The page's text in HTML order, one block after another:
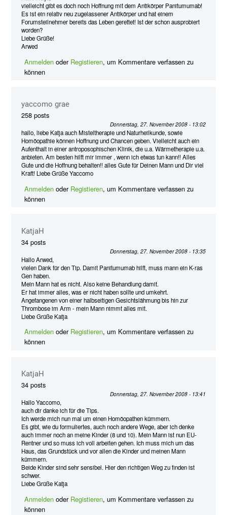
vielleicht gibt es doch noch Hoffnung mit dem Antikörper Panitumumab!
Es ist ein relativ neu zugelassener Antikörper und hat einem
Forumsteilnehmer bereits das Leben gerettet! Ist der schon ausprobiert
worden?
Liebe Grüße!
Arwed
Anmelden oder Registieren, um Kommentare verfassen zu
können
yaccomo grae
258 posts
Donnerstag, 27. November 2008 - 13:02
hallo, liebe Katja auch Misteltherapie und Naturheilkunde, sowie
Homöopathie können Hoffnung und Chancen geben. Vielleicht auch ein
Aufenthalt in einer antroposophischen Klinik, die u.a. Wärmetherapie u.a.
anbieten. Am besten hilft mir immer , wenn ich etwas tun kann!! Alles
Gute und die Hoffnung behalten!! alles Gute für Deinen Mann und Dir viel
Kraft! Liebe Grüße Yaccomo
Anmelden oder Registieren, um Kommentare verfassen zu
können
KatjaH
34 posts
Donnerstag, 27. November 2008 - 13:35
Hallo Arwed,
vielen Dank für den Tip. Damit Panitumumab hilft, muss mann ein K-ras
Gen haben.
Mein Mann hat es nicht. Also keine Behandlung damit.
Er hat immer alles, was er nicht haben sollte und umkehrt.
Angefangenen von einer halbseitigen Gesichtslähmung bis hin zur
Thrombose im Arm - mein Mann nimmt alles mit.
Liebe Grüße Katja
Anmelden oder Registieren, um Kommentare verfassen zu
können
KatjaH
34 posts
Donnerstag, 27. November 2008 - 13:41
Hallo Yaccomo,
auch dir danke ich für die Tips.
Ich werde mich nun mal um einen Homöopathen kümmern.
Es gibt, wie du formuliertes, auch noch andere Wege, aber ich denke
auch immer noch an meine Kinder (8 und 10). Mein Mann ist nun EU-
Rentner und so muss ich voll arbeiten gehen. Ich muss mich um das
Haus, das Grundstück und vor allen die Kinder und meinen Mann
kümmern.
Beide Kinder sind sehr sensibel. Hier den richtigen Weg zu finden ist
schwer.
Liebe Grüße Katja
Anmelden oder Registieren, um Kommentare verfassen zu
können